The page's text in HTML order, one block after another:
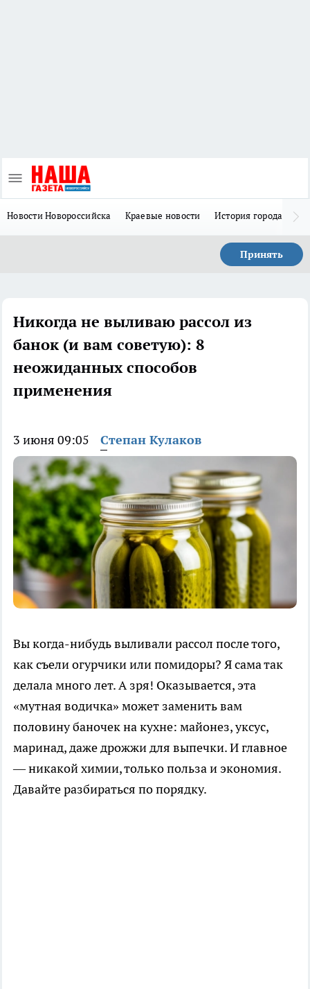
Новости Новороссийска Краевые новости История города Н
Принять
Никогда не выливаю рассол из
банок (и вам советую): 8
неожиданных способов
применения
3 июня 09:05 Степан Кулаков
Вы когда-нибудь выливали рассол после того,
как съели огурчики или помидоры? Я сама так
делала много лет. А зря! Оказывается, эта
«мутная водичка» может заменить вам
половину баночек на кухне: майонез, уксус,
маринад, даже дрожжи для выпечки. И главное
— никакой химии, только польза и экономия.
Давайте разбираться по порядку.